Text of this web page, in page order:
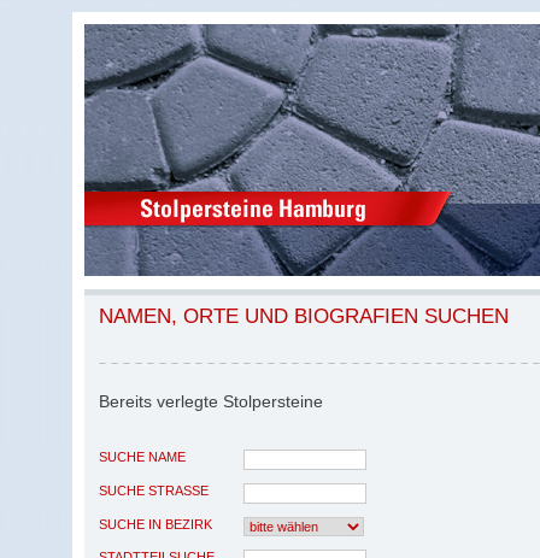
NAMEN, ORTE UND BIOGRAFIEN SUCHEN
Bereits verlegte Stolpersteine
SUCHE NAME
SUCHE STRASSE
SUCHE IN BEZIRK